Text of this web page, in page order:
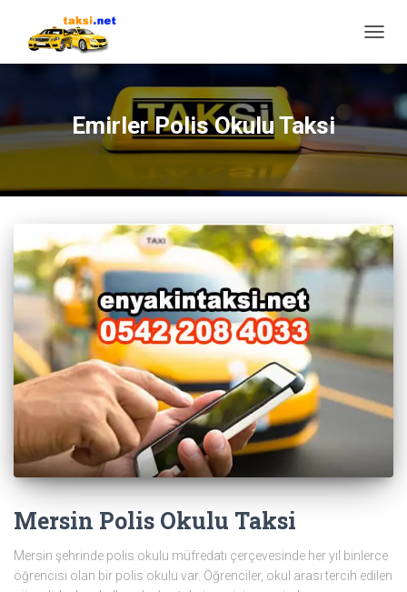
AÇ/
Emirler Polis Okulu Taksi
Mersin Polis Okulu Taksi
Mersin şehrinde polis okulu müfredatı çerçevesinde her yıl binlerce
öğrencisi olan bir polis okulu var. Öğrenciler, okul arası tercih edilen